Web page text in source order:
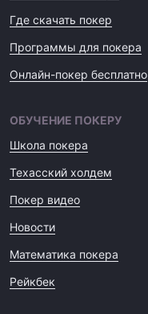
Где скачать покер
Программы для покера
Онлайн-покер бесплатно
ОБУЧЕНИЕ ПОКЕРУ
Школа покера
Техасский холдем
Покер видео
Новости
Математика покера
Рейкбек